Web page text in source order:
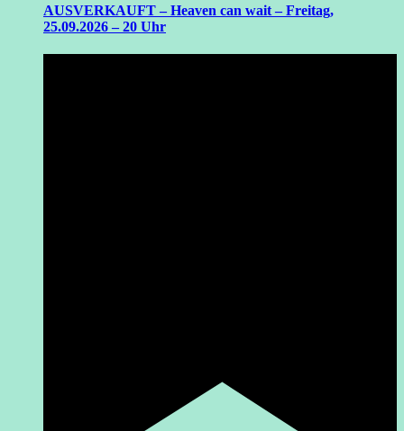
AUSVERKAUFT – Heaven can wait – Freitag,
25.09.2026 – 20 Uhr